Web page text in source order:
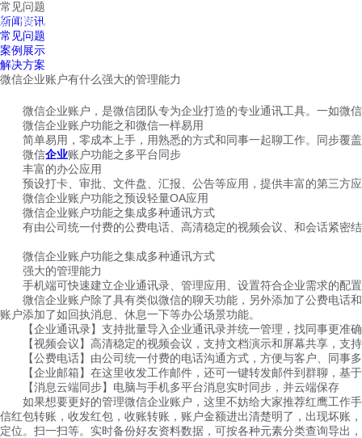
红鹰工作手机
常见问题
新闻资讯
常见问题
案例展示
解决方案
微信企业账户有什么强大的管理能力
微信企业账户，是微信团队专为企业打造的专业通讯工具。一如微
微信企业账户功能之和微信一样易用
简单易用，零成本上手，用熟悉的方式和同事一起聊工作。同步覆
微信企业账户功能之多平台同步
丰富的办公应用
预设打卡、审批、文件盘、汇报、公告等应用，提供丰富的第三方
微信企业账户功能之预设轻量OA应用
微信企业账户功能之集成多种通讯方式
有由公司统一付费的公费电话、高清稳定的视频会议、和会话紧密
微信企业账户功能之集成多种通讯方式
强大的管理能力
手机端可快速建立企业通讯录、管理应用、设置符合企业需求的配
微信企业账户除了具有类似微信的聊天功能，另外添加了公费电话和
账户添加了如回执消息、休息一下等办公场景功能。
【企业通讯录】支持批量导入企业通讯录并统一管理，找同事更准
【视频会议】高清稳定的视频会议，支持文档演示和屏幕共享，支
【公费电话】由公司统一付费的电话沟通方式，方便与客户、同事
【企业邮箱】在这里收发工作邮件，还可一键转发邮件到群聊，基
【消息云端同步】电脑与手机多平台消息实时同步，并云端保存
如果想要更好的管理微信企业账户，这里不妨给大家推荐红鹰工作
信红包转账，收发红包，收账转账，账户金额进出清楚明了，出现坏账
定位。扫一扫等。实时备份好友资料数据，可按各种元素分类查询导出